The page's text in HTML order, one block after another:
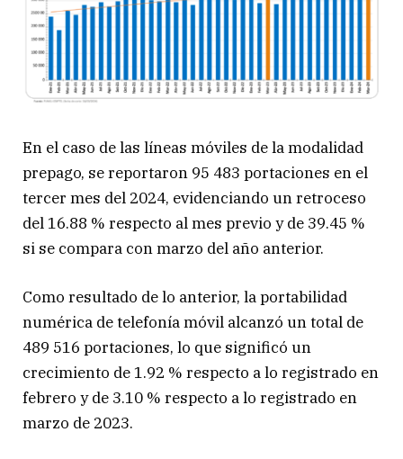
En el caso de las líneas móviles de la modalidad
prepago, se reportaron 95 483 portaciones en el
tercer mes del 2024, evidenciando un retroceso
del 16.88 % respecto al mes previo y de 39.45 %
si se compara con marzo del año anterior.
Como resultado de lo anterior, la portabilidad
numérica de telefonía móvil alcanzó un total de
489 516 portaciones, lo que significó un
crecimiento de 1.92 % respecto a lo registrado en
febrero y de 3.10 % respecto a lo registrado en
marzo de 2023.